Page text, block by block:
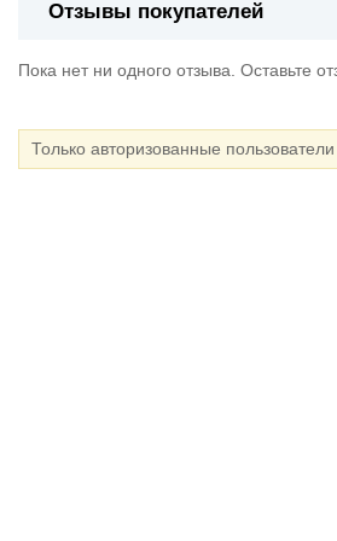
Отзывы покупателей
Пока нет ни одного отзыва. Оставьте
Только авторизованные